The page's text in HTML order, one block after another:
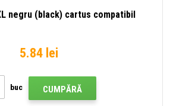
negru (black) cartus compatibil
5.84 lei
buc CUMPĂRĂ